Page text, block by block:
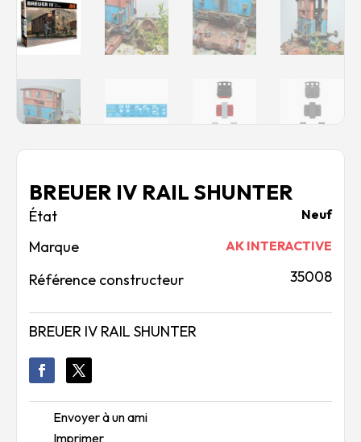
Maquette par marque
Contact
BREUER IV RAIL SHUNTER
Neuf
Marque AK INTERACTIVE
Référence constructeur 35008
BREUER IV RAIL SHUNTER
Envoyer à un ami
Imprimer